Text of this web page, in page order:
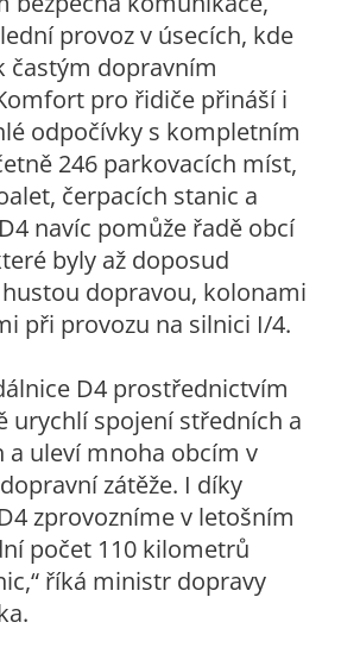
provoz v úsecích, kde
častým dopravním
pro řidiče přináší i
odpočívky s kompletním
246 parkovacích míst,
čerpacích stanic a
navíc pomůže řadě obcí
byly až doposud
dopravou, kolonami
při provozu na silnici I/4.
D4 prostřednictvím
urychlí spojení středních a
a uleví mnoha obcím v
zátěže. I díky
zprovozníme v letošním
počet 110 kilometrů
říká ministr dopravy